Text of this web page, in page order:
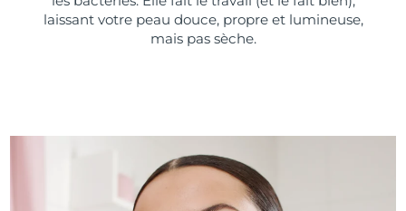
laissant votre peau douce, propre et lumineuse,
mais pas sèche.